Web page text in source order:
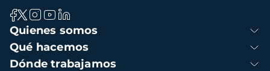
Navegación
principal
Quienes somos
Qué hacemos
Dónde trabajamos